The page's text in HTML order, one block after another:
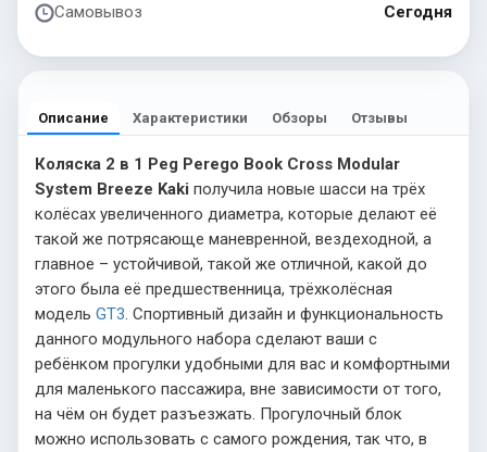
Самовывоз Сегодня
Описание Характеристики Обзоры Отзывы
Коляска 2 в 1 Peg Perego Book Cross Modular
System Breeze Kaki получила новые шасси на трёх
колёсах увеличенного диаметра, которые делают её
такой же потрясающе маневренной, вездеходной, а
главное – устойчивой, такой же отличной, какой до
этого была её предшественница, трёхколёсная
модель GT3 . Спортивный дизайн и функциональность
данного модульного набора сделают ваши с
ребёнком прогулки удобными для вас и комфортными
для маленького пассажира, вне зависимости от того,
на чём он будет разъезжать. Прогулочный блок
можно использовать с самого рождения, так что, в